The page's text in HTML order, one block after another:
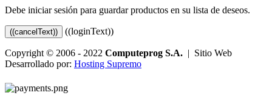
Debe iniciar sesión para guardar productos en su lista de deseos.
((cancelText)) ((loginText))
Copyright © 2006 - 2022 Computeprog S.A. | Sitio Web
Desarrollado por: Hosting Supremo